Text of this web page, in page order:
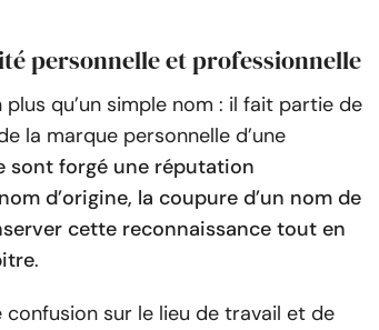
personnelle et professionnelle
qu’un simple nom : il fait partie de
la marque personnelle d’une
sont forgé une réputation
d’origine, la coupure d’un nom de
cette reconnaissance tout en
.
sur le lieu de travail et de